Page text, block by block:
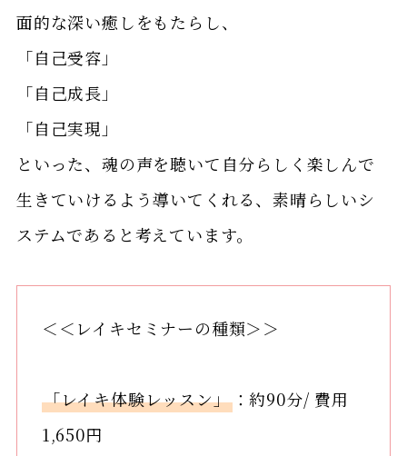
面的な深い癒しをもたらし、
「自己受容」
「自己成長」
「自己実現」
といった、魂の声を聴いて自分らしく楽しんで
生きていけるよう導いてくれる、素晴らしいシ
ステムであると考えています。
＜＜レイキセミナーの種類＞＞
「レイキ体験レッスン」：約90分/ 費用
1,650円